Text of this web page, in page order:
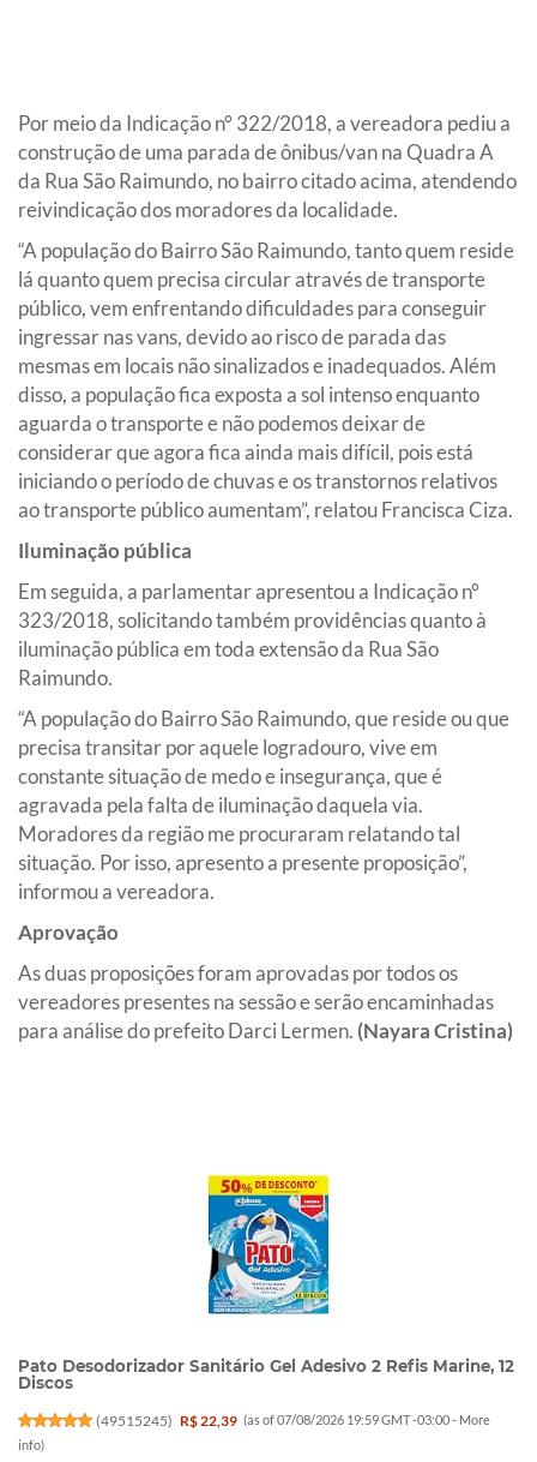
Por meio da Indicação n° 322/2018, a vereadora pediu a
construção de uma parada de ônibus/van na Quadra A
da Rua São Raimundo, no bairro citado acima, atendendo
reivindicação dos moradores da localidade.
“A população do Bairro São Raimundo, tanto quem reside
lá quanto quem precisa circular através de transporte
público, vem enfrentando dificuldades para conseguir
ingressar nas vans, devido ao risco de parada das
mesmas em locais não sinalizados e inadequados. Além
disso, a população fica exposta a sol intenso enquanto
aguarda o transporte e não podemos deixar de
considerar que agora fica ainda mais difícil, pois está
iniciando o período de chuvas e os transtornos relativos
ao transporte público aumentam”, relatou Francisca Ciza.
Iluminação pública
Em seguida, a parlamentar apresentou a Indicação n°
323/2018, solicitando também providências quanto à
iluminação pública em toda extensão da Rua São
Raimundo.
“A população do Bairro São Raimundo, que reside ou que
precisa transitar por aquele logradouro, vive em
constante situação de medo e insegurança, que é
agravada pela falta de iluminação daquela via.
Moradores da região me procuraram relatando tal
situação. Por isso, apresento a presente proposição”,
informou a vereadora.
Aprovação
As duas proposições foram aprovadas por todos os
vereadores presentes na sessão e serão encaminhadas
para análise do prefeito Darci Lermen. (Nayara Cristina)
Pato Desodorizador Sanitário Gel Adesivo 2 Refis Marine, 12
Discos
(49515245) R$ 22,39 (as of 07/08/2026 19:59 GMT -03:00 - More
info)